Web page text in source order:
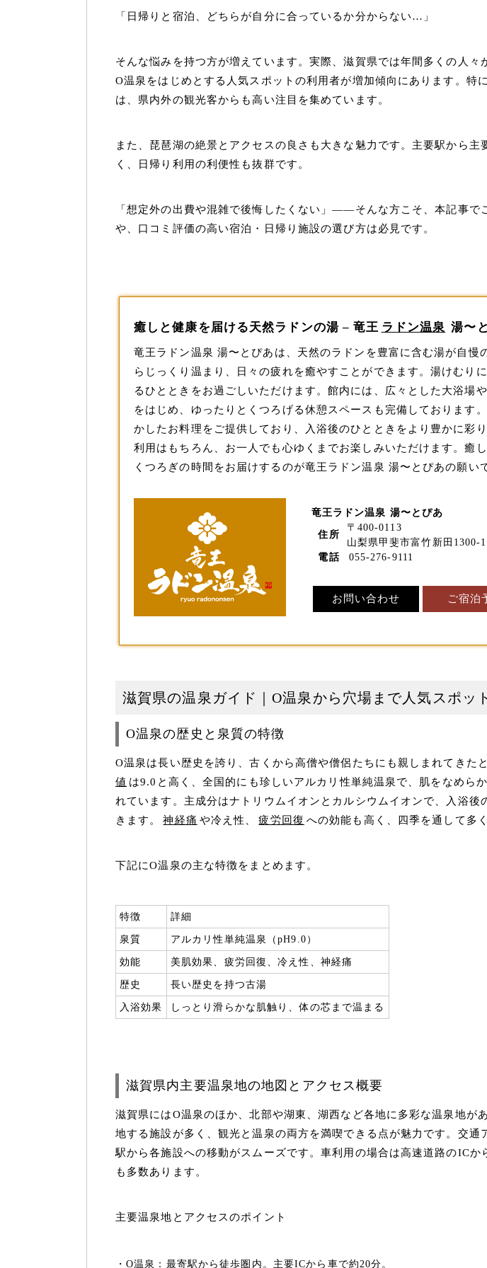
「日帰りと宿泊、どちらが自分に合っているか分からない…」
そんな悩みを持つ方が増えています。実際、滋賀県では年間多くの人々
O温泉をはじめとする人気スポットの利用者が増加傾向にあります。特
は、県内外の観光客からも高い注目を集めています。
また、琵琶湖の絶景とアクセスの良さも大きな魅力です。主要駅から主
く、日帰り利用の利便性も抜群です。
「想定外の出費や混雑で後悔したくない」——そんな方こそ、本記事で
や、口コミ評価の高い宿泊・日帰り施設の選び方は必見です。
癒しと健康を届ける天然ラドンの湯 – 竜王 ラドン温泉 湯〜
竜王ラドン温泉 湯〜とぴあは、天然のラドンを豊富に含む湯が自慢
らじっくり温まり、日々の疲れを癒やすことができます。湯けむり
るひとときをお過ごしいただけます。館内には、広々とした大浴場
をはじめ、ゆったりとくつろげる休憩スペースも完備しております
かしたお料理をご提供しており、入浴後のひとときをより豊かに彩
利用はもちろん、お一人でも心ゆくまでお楽しみいただけます。癒
くつろぎの時間をお届けするのが竜王ラドン温泉 湯〜とぴあの願い
竜王ラドン温泉 湯〜とぴあ
住所
〒400-0113
山梨県甲斐市富竹新田1300-1
電話
055-276-9111
お問い合わせ ご宿泊
滋賀県の温泉ガイド｜O温泉から穴場まで人気スポッ
O温泉の歴史と泉質の特徴
O温泉は長い歴史を誇り、古くから高僧や僧侶たちにも親しまれてきた
値 は9.0と高く、全国的にも珍しいアルカリ性単純温泉で、肌をなめら
れています。主成分はナトリウムイオンとカルシウムイオンで、入浴後
きます。
神経痛 や冷え性、 疲労回復 への効能も高く、四季を通して多
下記にO温泉の主な特徴をまとめます。
特徴 詳細
泉質 アルカリ性単純温泉（pH9.0）
効能 美肌効果、疲労回復、冷え性、神経痛
歴史 長い歴史を持つ古湯
入浴効果 しっとり滑らかな肌触り、体の芯まで温まる
滋賀県内主要温泉地の地図とアクセス概要
滋賀県にはO温泉のほか、北部や湖東、湖西など各地に多彩な温泉地が
地する施設が多く、観光と温泉の両方を満喫できる点が魅力です。交通
駅から各施設への移動がスムーズです。車利用の場合は高速道路のICか
も多数あります。
主要温泉地とアクセスのポイント
O温泉：最寄駅から徒歩圏内。主要ICから車で約20分。